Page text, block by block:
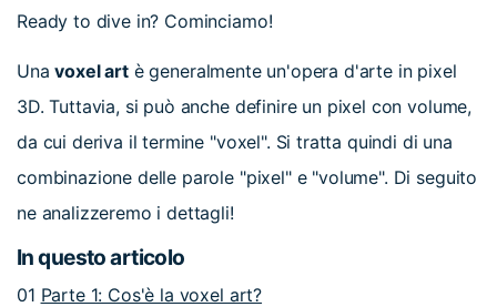
Ready to dive in? Cominciamo!
Una voxel art è generalmente un'opera d'arte in pixel
3D. Tuttavia, si può anche definire un pixel con volume,
da cui deriva il termine "voxel". Si tratta quindi di una
combinazione delle parole "pixel" e "volume". Di seguito
ne analizzeremo i dettagli!
In questo articolo
01 Parte 1: Cos'è la voxel art?